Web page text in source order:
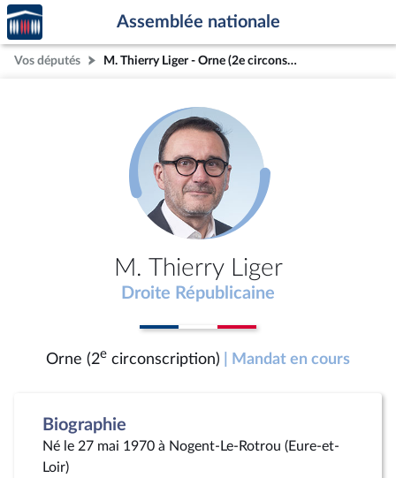
Aller au contenu
Aller en bas de la page
Accèder
à la
page
d'accueil
Assemblée nationale
Vos députés M. Thierry Liger - Orne (2e circonscription)
M. Thierry Liger
Droite Républicaine
Orne (2e circonscription) | Mandat en cours
Biographie
Né le 27 mai 1970 à Nogent-Le-Rotrou (Eure-et-
Loir)